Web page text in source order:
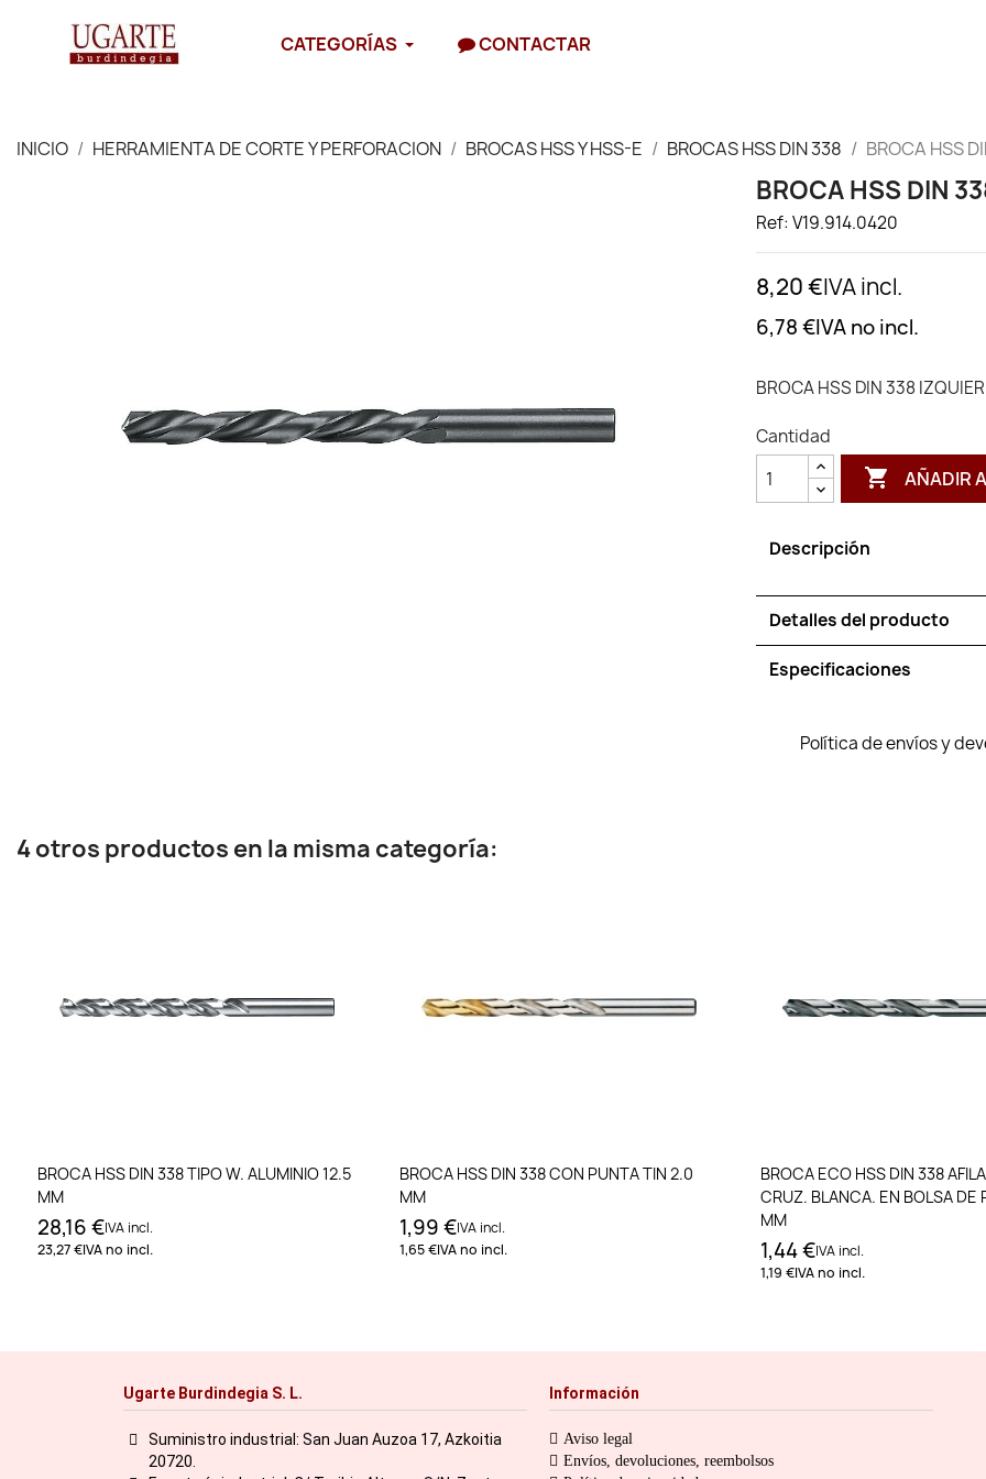
CATEGORÍAS CONTACTAR
INICIO HERRAMIENTA DE CORTE Y PERFORACION BROCAS HSS Y HSS-E BROCAS HSS DIN 338 BROCA HSS
BROCA HSS DIN
Ref: V19.914.0420
8,20 €IVA incl.
6,78 €IVA no incl.
BROCA HSS DIN 338
Cantidad
 AÑADIR
Descripción
Detalles del producto
Especificaciones
Política de envíos y
4 otros productos en la misma categoría:
Añadir al carrito
BROCA HSS DIN 338 TIPO W. ALUMINIO 12.5
MM
28,16 €IVA incl.
23,27 €IVA no incl.
Añadir al carrito
BROCA HSS DIN 338 CON PUNTA TIN 2.0
MM
1,99 €IVA incl.
1,65 €IVA no incl.
Añadir al
BROCA ECO HSS DIN 338
CRUZ. BLANCA. EN BOLSA DE
MM
1,44 €IVA incl.
1,19 €IVA no incl.
Ugarte Burdindegia S. L.
Suministro industrial: San Juan Auzoa 17, Azkoitia
20720.
Información
Aviso legal
Envíos, devoluciones, reembolsos